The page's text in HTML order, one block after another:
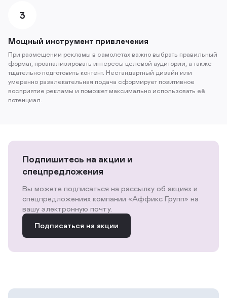
3
Мощный инструмент привлечения
При размещении рекламы в самолетах важно выбрать правильный
формат, проанализировать интересы целевой аудитории, а также
тщательно подготовить контент. Нестандартный дизайн или
умеренно развлекательная подача сформирует позитивное
восприятие рекламы и поможет максимально использовать её
потенциал.
Подпишитесь на акции и
спецпредложения
Вы можете подписаться на рассылку об акциях и
спецпредложениях компании «Аффикс Групп» на
вашу электронную почту.
Подписаться на акции